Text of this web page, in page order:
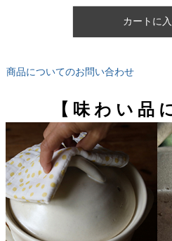
カートに
商品についてのお問い合わせ
【 味 わ い 品